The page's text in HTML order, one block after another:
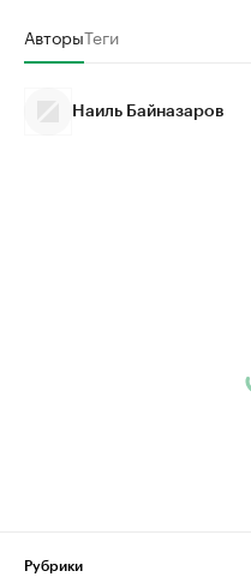
АвторыТеги
Наиль Байназаров
Рубрики